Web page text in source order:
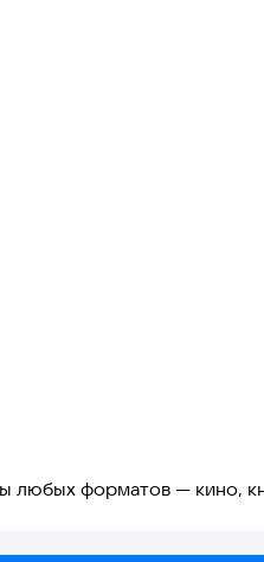
любых форматов — кино,